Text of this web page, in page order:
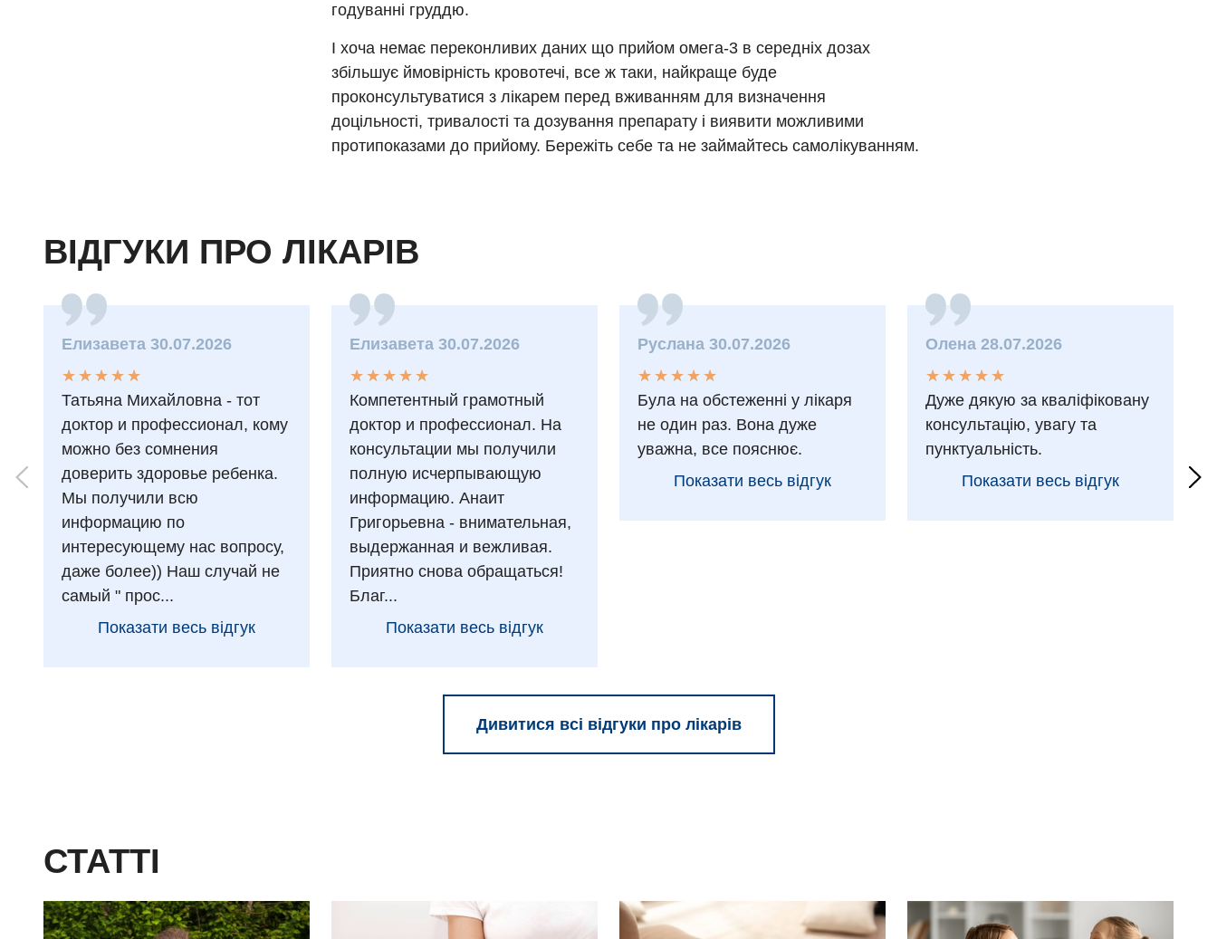
годуванні груддю.
І хоча немає переконливих даних що прийом омега-3 в середніх дозах
збільшує ймовірність кровотечі, все ж таки, найкраще буде
проконсультуватися з лікарем перед вживанням для визначення
доцільності, тривалості та дозування препарату і виявити можливими
протипоказами до прийому. Бережіть себе та не займайтесь самолікуванням.
ВІДГУКИ ПРО ЛІКАРІВ
Елизавета 30.07.2026
★
★
★
★
★
★ ★ ★ ★ ★
Татьяна Михайловна - тот
доктор и профессионал, кому
можно без сомнения
доверить здоровье ребенка.
Мы получили всю
информацию по
интересующему нас вопросу,
даже более)) Наш случай не
самый " прос...
Показати весь відгук
Елизавета 30.07.2026
★
★
★
★
★
★ ★ ★ ★ ★
Компетентный грамотный
доктор и профессионал. На
консультации мы получили
полную исчерпывающую
информацию. Анаит
Григорьевна - внимательная,
выдержанная и вежливая.
Приятно снова обращаться!
Благ...
Показати весь відгук
Руслана 30.07.2026
★
★
★
★
★
★ ★ ★ ★ ★
Була на обстеженні у лікаря
не один раз. Вона дуже
уважна, все пояснює.
Показати весь відгук
Олена 28.07.2026
★
★
★
★
★
★ ★ ★ ★ ★
Дуже дякую за кваліфіковану
консультацію, увагу та
пунктуальність.
Показати весь відгук
Дивитися всі відгуки про лікарів
СТАТТІ